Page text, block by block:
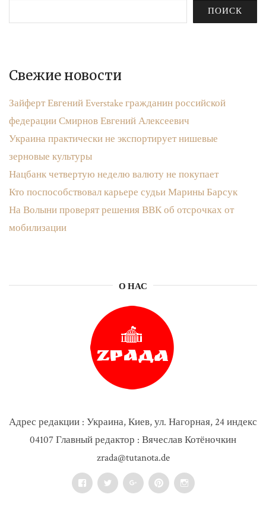
ПОИСК
Свежие новости
Зайферт Евгений Everstake гражданин российской
федерации Смирнов Евгений Алексеевич
Украина практически не экспортирует нишевые
зерновые культуры
Нацбанк четвертую неделю валюту не покупает
Кто поспособствовал карьере судьи Марины Барсук
На Волыни проверят решения ВВК об отсрочках от
мобилизации
О НАС
Адрес редакции : Украина, Киев, ул. Нагорная, 24 индекс
04107 Главный редактор : Вячеслав Котёночкин
zrada@tutanota.de
FacebookTwitter Google+PinterestInstagram